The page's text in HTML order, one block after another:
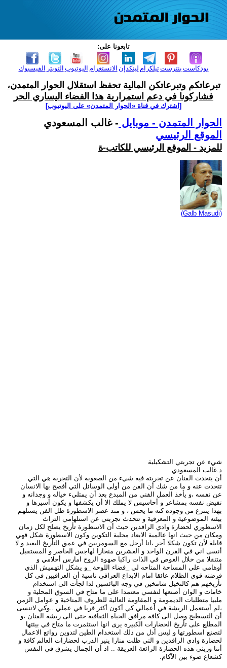
تابعونا على:
الفيسبوك التويتر اليوتيوب الانستغرام لينكدإن تيلكرامبنترست بودكاست
تبرعاتكم وتبرعاتكن المالية تحفظ استقلال الحوار المتمدن،
فشاركونا في دعم استمرارية هذا الفضاء اليساري الحر
[اشترك في قناة ‫«الحوار المتمدن» على اليوتيوب]
الحوار المتمدن - موبايل - غالب المسعودي
الموقع الرئيسي
للمزيد - الموقع الرئيسي للكاتب-ة
(Galb Masudi)
شيء عن تجربتي التشكيلية
د.غالب المسعودي
أن يتحدث الفنان عن تجربته فيه شيء من الصعوبة لأن التجربة هي التي
تتحدث عنه و ما من شك أن الفن من أولى الوسائل التي أفصح بها الانسان
عن نفسه ،و يأخذ العمل الفني من المبدع بعد أن يمتليء خياله و وجدانه و
تفيض نفسه بمشاعر و أحاسيس لا يملك الا أن يكشفها و يكون أسيرها و
بهذا ينتزع من وجوده كنه ما يحس ، و منذ عصر الاسطورة ظل الفن يستلهم
بيئته الموضوعية و المعرفية و تتحدث تجربتي عن استلهامي التراث
الاسطوري لحضارة وادي الرافدين حيث أن الاسطورة تأريخ يصلح لكل زمان
ومكان من حيث انها عالمية الابعاد محلية التكوين وكون الاسطورة شكل فهي
قابلة لأن تكون شكلا آخر ،انا أرحل مع السومريين في عمق التأريخ البعيد و لا
أنسى اني في القرن الواحد و العشرين منحازا لهاجس الحاضر و المستقبل
متنقلا من خلال الغوص في الذات راكبا صهوة الروح امارس أحلامي و
أوهامي على المساحة المتاحه لي _فضاء اللوحة _و يشكل التهميش الذي
فرضته قوى الظلام عائقا امام الابداع العراقي ناسية أن العراقيين في كل
تأريخهم هم كالنخيل شامخين في وجه البائسين لذا لجأت الى استخدام
خامات و الوان أصنعها لنفسي معتمدا على ما متاح في السوق المحلية و
ملبيا متطلبات الديمومة و المقاومة العالية للظروف المناخية و عوامل الزمن
،لم أستعمل الريشة في أعمالي كي أكون أكثر قربا في عملي ..وكي لاننسى
أن التسطيح وصل الى كافة مرافق الحياة الثقافية حتى الى ريشة الفنان ،و
المطلع على تأريخ الحضارات الكبيرة يرى انها استثمرت ما متاح في بيئتها
لتصنع اسطورتها و ليس أدل من ذلك استخدام الطين لتدوين روائع الاعمال
لحضارة وادي الرافدين و التي ظلت منارا ينير الدرب لحضارات العالم كافة و
أننا وريثي هذه الحضارة الرائعة العريقة .. اذ أن الجمال يشرق في النفس
كشعاع ضوء بين الآكام.